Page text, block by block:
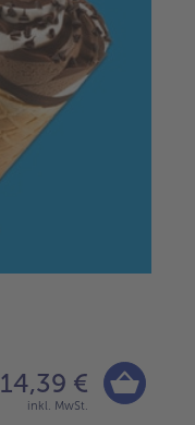
14,39 €
inkl. MwSt.